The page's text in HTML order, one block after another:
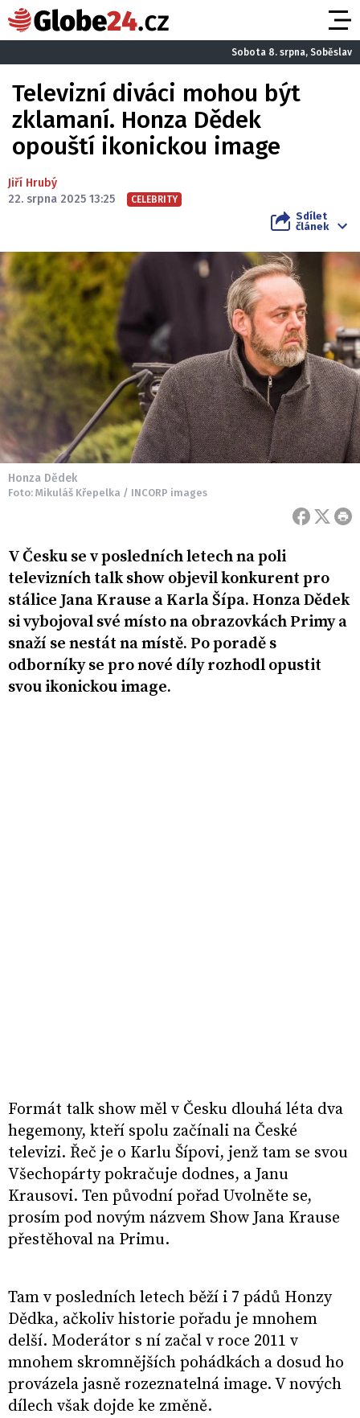
Sobota 8. srpna, Soběslav
Televizní diváci mohou být
zklamaní. Honza Dědek
opouští ikonickou image
Jiří Hrubý
22. srpna 2025 13:25
CELEBRITY
Sdílet
článek
Honza Dědek
Foto: Mikuláš Křepelka / INCORP images
V Česku se v posledních letech na poli
televizních talk show objevil konkurent pro
stálice Jana Krause a Karla Šípa. Honza Dědek
si vybojoval své místo na obrazovkách Primy a
snaží se nestát na místě. Po poradě s
odborníky se pro nové díly rozhodl opustit
svou ikonickou image.
Formát talk show měl v Česku dlouhá léta dva
hegemony, kteří spolu začínali na České
televizi. Řeč je o Karlu Šípovi, jenž tam se svou
Všechopárty pokračuje dodnes, a Janu
Krausovi. Ten původní pořad Uvolněte se,
prosím pod novým názvem Show Jana Krause
přestěhoval na Primu.
Tam v posledních letech běží i 7 pádů Honzy
Dědka, ačkoliv historie pořadu je mnohem
delší. Moderátor s ní začal v roce 2011 v
mnohem skromnějších pohádkách a dosud ho
provázela jasně rozeznatelná image. V nových
dílech však dojde ke změně.